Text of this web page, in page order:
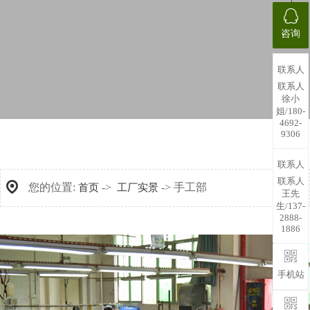
您的位置: 首页 -> 工厂实景 -> 手工部
咨询
联系人
联系人
徐小
姐/180-
4692-
9306
联系人
联系人
王先
生/137-
2888-
1886
手机站